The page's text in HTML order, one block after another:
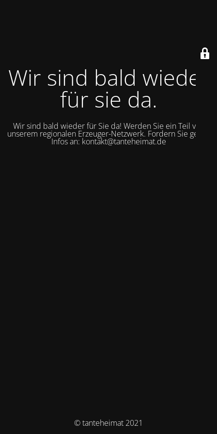
Wir sind bald wieder
für sie da.
Wir sind bald wieder für Sie da! Werden Sie ein Teil von
unserem regionalen Erzeuger-Netzwerk. Fordern Sie gerne
Infos an: kontakt@tanteheimat.de
© tanteheimat 2021